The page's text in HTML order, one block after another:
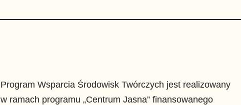
Program Wsparcia Środowisk Twórczych jest realizowany
w ramach programu „Centrum Jasna” finansowanego